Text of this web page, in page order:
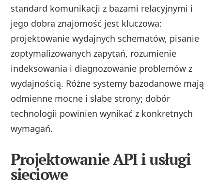
standard komunikacji z bazami relacyjnymi i
jego dobra znajomość jest kluczowa:
projektowanie wydajnych schematów, pisanie
zoptymalizowanych zapytań, rozumienie
indeksowania i diagnozowanie problemów z
wydajnością. Różne systemy bazodanowe mają
odmienne mocne i słabe strony; dobór
technologii powinien wynikać z konkretnych
wymagań.
Projektowanie API i usługi
sieciowe